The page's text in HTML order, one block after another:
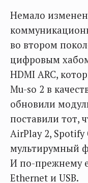
Немало
во втором
цифровым
HDMI ARC,
Mu-so 2 в
обновили
поставили тот,
AirPlay 2, Spotify
мультирумный
И по-прежнему
Ethernet и USB.